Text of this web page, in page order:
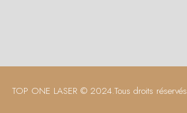
TOP ONE LASER © 2024.Tous droits réservés